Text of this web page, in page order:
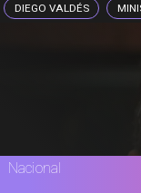
DIEGO VALDÉS
Nacional